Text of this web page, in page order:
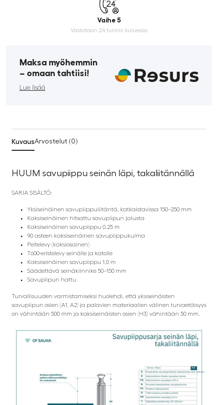
Vaihe 5
Vastataan 24 tunnin kuluessa
Maksa myöhemmin
­– omaan tahtiisi!
Lue lisää
KuvausArvostelut (0)
HUUM savupiippu seinän läpi, takaliitännällä
SARJA SISÄLTÖ:
Yksiseinäinen savupiippuliitäntä, katkaistavissa 150–250 mm
Kaksiseinäinen hitsattu savupiipun jalusta
Kaksiseinäinen savupiippu 0,25 m
90 asteen kaksiseinäinen savupiippukulma
Peitelevy (kaksiosainen)
T600-eristelevy seinälle ja katolle
Kaksiseinäinen savupiippu 1,0 m
Säädettävä seinäkiinnike 50–150 mm
Savupiipun hattu
Turvallisuuden varmistamiseksi huolehdi, että yksiseinäisten
savupiipun osien (A1, A2) ja palavien materiaalien välinen turvaetäisyys
on vähintään 500 mm ja kaksiseinäisten osien (H3) vähintään 50 mm.